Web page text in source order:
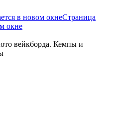
в новом окнеСтраница
окне
вейкборда. Кемпы и